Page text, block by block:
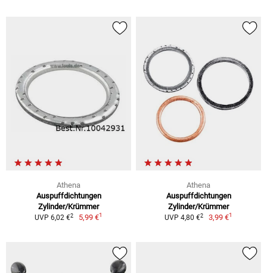
Athena
Auspuffdichtungen
Zylinder/Krümmer
UVP 6,02 €2 5,99 €1
Athena
Auspuffdichtungen
Zylinder/Krümmer
UVP 4,80 €2 3,99 €1